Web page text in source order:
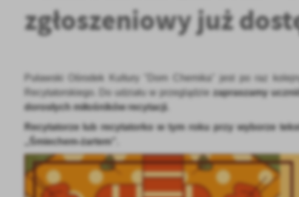
zgłoszeniowy już
Puławski Ośrodek Kultury "Dom Chemika" jest po raz
Recytatorskiego.
Do udziału w przeglądzie zapraszamy
dorosłych miłośników recytacji.
Recytatorze lub recytatorko w tym roku przy wyborze
„Śmiechem-żartem”.